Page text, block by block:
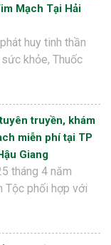
Mạch Tại Hải
huy tinh thần
khỏe, Thuốc
truyền, khám
miễn phí tại TP
Giang
tháng 4 năm
Tộc phối hợp với